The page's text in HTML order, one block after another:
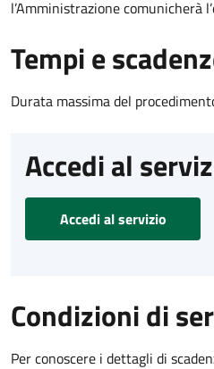
l’Amministrazione comunicherà
Tempi e
Durata massima del
Accedi al
Accedi al servizio
Condizioni di
Per conoscere i dettagli di